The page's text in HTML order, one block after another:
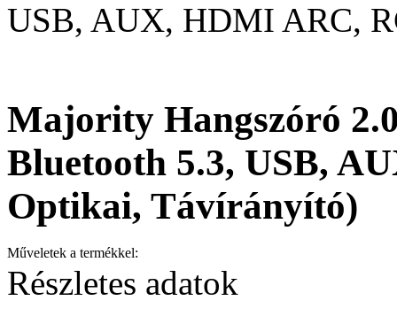
USB, AUX, HDMI ARC,
Majority Hangszóró
Bluetooth 5.3, USB,
Optikai, Távírányító)
Műveletek a termékkel:
Részletes adatok